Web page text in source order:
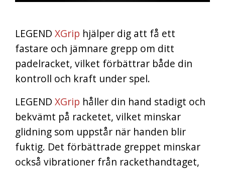
LEGEND XGrip hjälper dig att få ett
fastare och jämnare grepp om ditt
padelracket, vilket förbättrar både din
kontroll och kraft under spel.
LEGEND XGrip håller din hand stadigt och
bekvämt på racketet, vilket minskar
glidning som uppstår när handen blir
fuktig. Det förbättrade greppet minskar
också vibrationer från rackethandtaget,